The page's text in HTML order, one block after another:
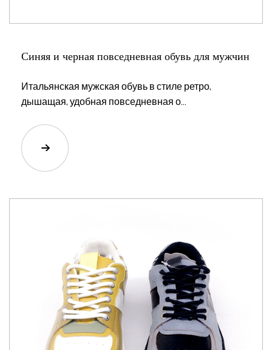
Синяя и черная повседневная обувь для мужчин
Итальянская мужская обувь в стиле ретро, ​​
дышащая, удобная повседневная о...